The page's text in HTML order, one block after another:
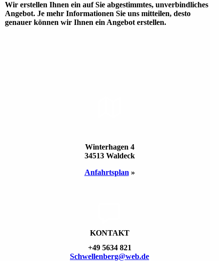
Wir erstellen Ihnen ein auf Sie abge­stimmtes, unver­bind­liches
Ange­bot. Je mehr Informa­tionen Sie uns mittei­len, desto
genauer können wir Ihnen ein Ange­bot erstellen.
Winterhagen 4
34513 Waldeck
Anfahrts­plan »
KONTAKT
+49 5634 821
Schwellen­berg@web.de